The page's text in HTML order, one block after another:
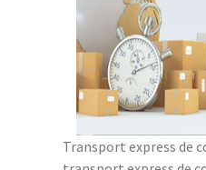
Transport express de